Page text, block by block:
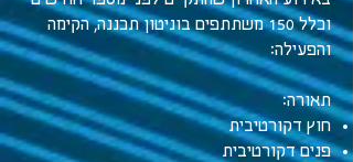
וכלל 150 משתתפים בוניטון תכננה, הקימה
והפעילה:
תאורה:
חוץ דקורטיבית
פנים דקורטיבית